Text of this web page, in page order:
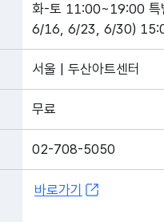
화-토 11:00~19:00 특
6/16, 6/23, 6/30)
서울 | 두산아트센터
무료
02-708-5050
바로가기